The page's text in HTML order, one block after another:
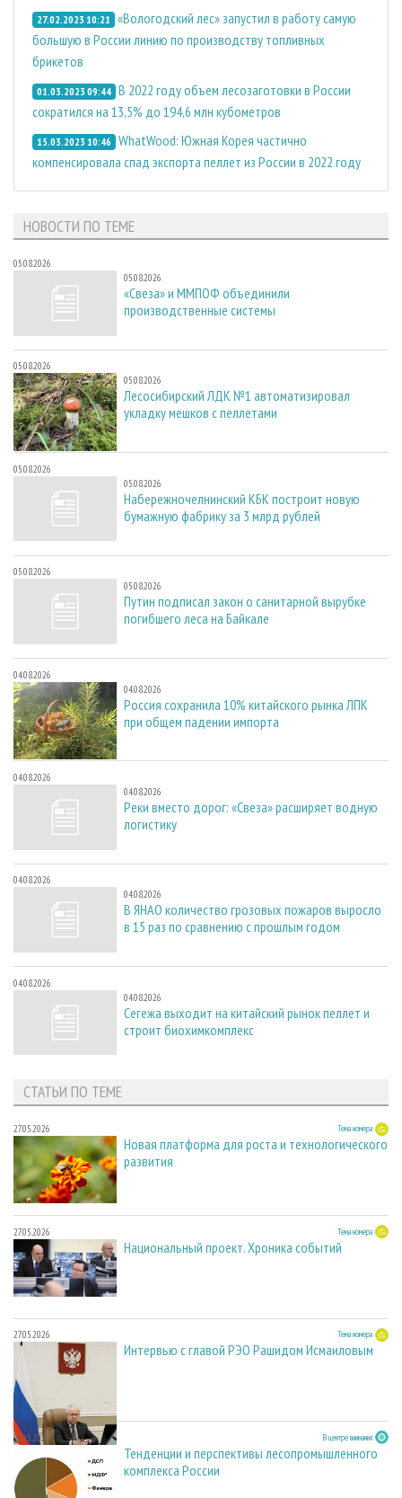
27.02.2023 10:21 «Вологодский лес» запустил в работу самую
большую в России линию по производству топливных
брикетов
01.03.2023 09:44 В 2022 году объем лесозаготовки в России
сократился на 13,5% до 194,6 млн кубометров
15.03.2023 10:46 WhatWood: Южная Корея частично
компенсировала спад экспорта пеллет из России в 2022 году
НОВОСТИ ПО ТЕМЕ
05.08.2026
05.08.2026
«Свеза» и ММПОФ объединили
производственные системы
05.08.2026
05.08.2026
Лесосибирский ЛДК №1 автоматизировал
укладку мешков с пеллетами
05.08.2026
05.08.2026
Набережночелнинский КБК построит новую
бумажную фабрику за 3 млрд рублей
05.08.2026
05.08.2026
Путин подписал закон о санитарной вырубке
погибшего леса на Байкале
04.08.2026
04.08.2026
Россия сохранила 10% китайского рынка ЛПК
при общем падении импорта
04.08.2026
04.08.2026
Реки вместо дорог: «Свеза» расширяет водную
логистику
04.08.2026
04.08.2026
В ЯНАО количество грозовых пожаров выросло
в 15 раз по сравнению с прошлым годом
04.08.2026
04.08.2026
Сегежа выходит на китайский рынок пеллет и
строит биохимкомплекс
СТАТЬИ ПО ТЕМЕ
27.05.2026 Тема номера
Новая платформа для роста и технологического
развития
27.05.2026 Тема номера
Национальный проект. Хроника событий
27.05.2026 Тема номера
Интервью с главой РЭО Рашидом Исмаиловым
27.05.2026 В центре внимания
Тенденции и перспективы лесопромышленного
комплекса России